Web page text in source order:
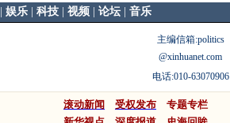
娱乐| 科技| 视频 论坛| 音乐
主编信箱:politics
@xinhuanet.com
电话:010-63070906
滚动新闻 受权发布
专题专栏